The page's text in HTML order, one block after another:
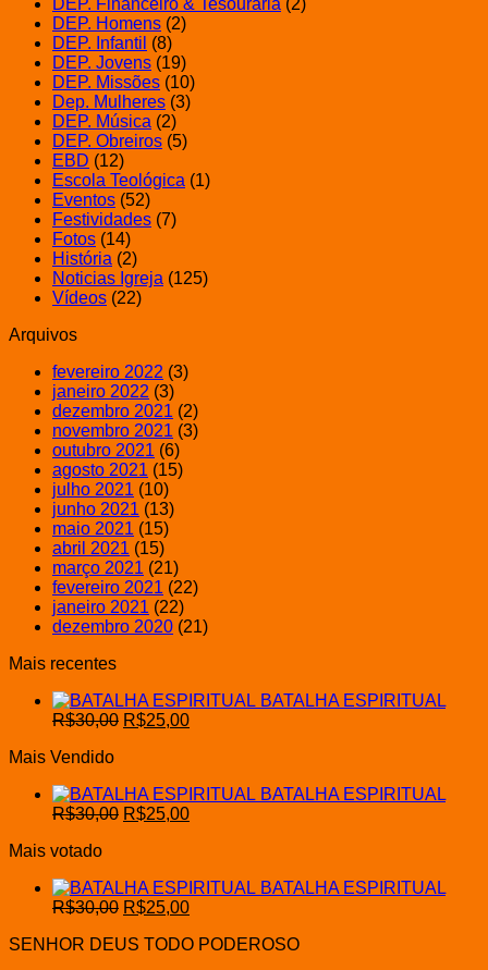
DEP. Homens (2)
DEP. Infantil (8)
DEP. Jovens (19)
DEP. Missões (10)
Dep. Mulheres (3)
DEP. Música (2)
DEP. Obreiros (5)
EBD (12)
Escola Teológica (1)
Eventos (52)
Festividades (7)
Fotos (14)
História (2)
Noticias Igreja (125)
Vídeos (22)
Arquivos
fevereiro 2022 (3)
janeiro 2022 (3)
dezembro 2021 (2)
novembro 2021 (3)
outubro 2021 (6)
agosto 2021 (15)
julho 2021 (10)
junho 2021 (13)
maio 2021 (15)
abril 2021 (15)
março 2021 (21)
fevereiro 2021 (22)
janeiro 2021 (22)
dezembro 2020 (21)
Mais recentes
BATALHA ESPIRITUAL
R$30,00 O
R$30,00.
R$25,00O
R$25,00.
Mais Vendido
BATALHA ESPIRITUAL
R$30,00 O
R$30,00.
R$25,00O
R$25,00.
Mais votado
BATALHA ESPIRITUAL
R$30,00 O
original
R$25,00O
atual
SENHOR DEUS TODO PODEROSO